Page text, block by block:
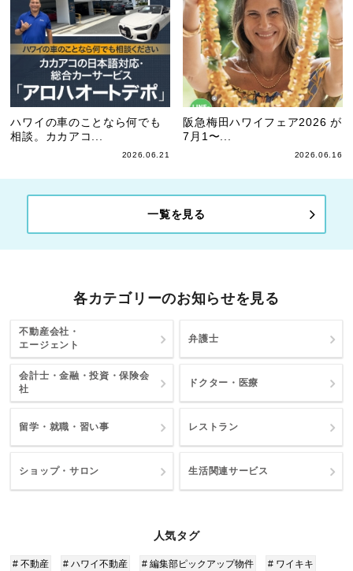
ハワイの車のことなら何でも
相談。カカアコ...
2026.06.21
阪急梅田ハワイフェア2026 が
7月1〜...
2026.06.16
一覧を見る
各カテゴリーのお知らせを見る
不動産会社・
エージェント
弁護士
会計士・金融・投資・保険会
社
ドクター・医療
留学・就職・習い事 レストラン
ショップ・サロン 生活関連サービス
人気タグ
# 不動産 # ハワイ不動産 # 編集部ピックアップ物件 # ワイキキ